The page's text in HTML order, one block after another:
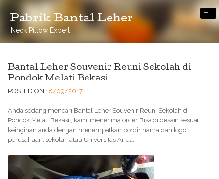
Pabrik Bantal Leher
Neck Pillow Expert
-
Bantal Leher Souvenir Reuni Sekolah di
Pondok Melati Bekasi
POSTED ON 18/09/2017
Anda sedang mencari Bantal Leher Souvenir Reuni Sekolah di
Pondok Melati Bekasi , kami menerima order Bisa di desain sesuai
keinginan anda dengan menempatkan bordir nama dan logo
perusahaan, sekolah atau Universitas Anda.